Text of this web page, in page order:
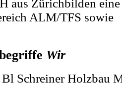
aus Zürichbilden
ALM/TFS sowie
Wir
Schreiner Holzbau